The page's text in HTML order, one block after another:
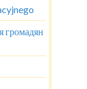
громадян